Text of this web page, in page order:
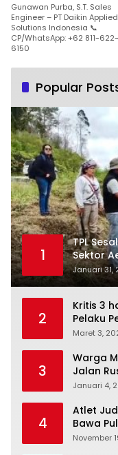
Gunawan Purba, S.T. Sales
Engineer – PT Daikin Applied
Solutions Indonesia 📞
CP/WhatsApp: +62 811-622-
6150
Popular
1
TPL
Sektor
Januari 31,
2
Kritis 3
Pelaku
Maret 3,
3
Warga
Jalan
Januari 4,
4
Atlet
Bawa
Emas
November